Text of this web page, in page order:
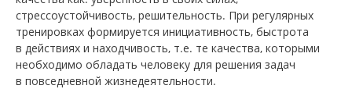
стрессоустойчивость, решительность. При регулярных
тренировках формируется инициативность, быстрота
в действиях и находчивость, т.е. те качества, которыми
необходимо обладать человеку для решения задач
в повседневной жизнедеятельности.